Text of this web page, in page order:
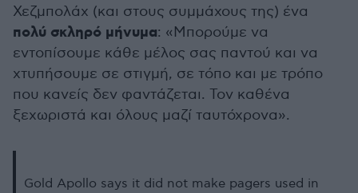
Χεζμπολάχ (και στους συμμάχους της) ένα
πολύ σκληρό μήνυμα: «Μπορούμε να
εντοπίσουμε κάθε μέλος σας παντού και να
χτυπήσουμε σε στιγμή, σε τόπο και με τρόπο
που κανείς δεν φαντάζεται. Τον καθένα
ξεχωριστά και όλους μαζί ταυτόχρονα».
Gold Apollo says it did not make pagers used in